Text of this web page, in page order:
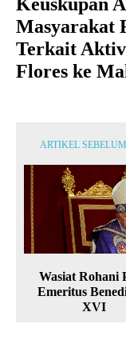
Masyarakat
Terkait
Flores ke
ARTIKEL
Wasiat Rohani
Emeritus
XVI